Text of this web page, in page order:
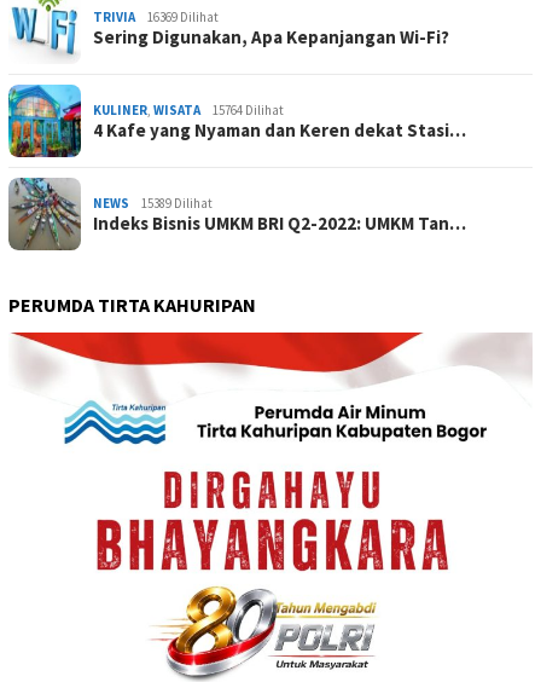
TRIVIA 16369 Dilihat
Sering Digunakan, Apa Kepanjangan Wi-Fi?
KULINER, WISATA 15764 Dilihat
4 Kafe yang Nyaman dan Keren dekat Stasi…
NEWS 15389 Dilihat
Indeks Bisnis UMKM BRI Q2-2022: UMKM Tan…
PERUMDA TIRTA KAHURIPAN